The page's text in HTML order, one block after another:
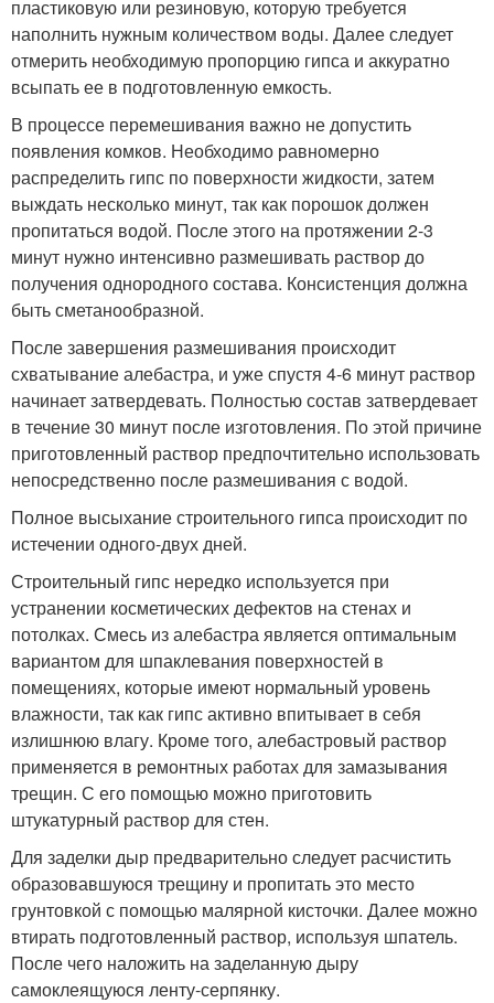
пластиковую или резиновую, которую требуется
наполнить нужным количеством воды. Далее следует
отмерить необходимую пропорцию гипса и аккуратно
всыпать ее в подготовленную емкость.
В процессе перемешивания важно не допустить
появления комков. Необходимо равномерно
распределить гипс по поверхности жидкости, затем
выждать несколько минут, так как порошок должен
пропитаться водой. После этого на протяжении 2-3
минут нужно интенсивно размешивать раствор до
получения однородного состава. Консистенция должна
быть сметанообразной.
После завершения размешивания происходит
схватывание алебастра, и уже спустя 4-6 минут раствор
начинает затвердевать. Полностью состав затвердевает
в течение 30 минут после изготовления. По этой причине
приготовленный раствор предпочтительно использовать
непосредственно после размешивания с водой.
Полное высыхание строительного гипса происходит по
истечении одного-двух дней.
Строительный гипс нередко используется при
устранении косметических дефектов на стенах и
потолках. Смесь из алебастра является оптимальным
вариантом для шпаклевания поверхностей в
помещениях, которые имеют нормальный уровень
влажности, так как гипс активно впитывает в себя
излишнюю влагу. Кроме того, алебастровый раствор
применяется в ремонтных работах для замазывания
трещин. С его помощью можно приготовить
штукатурный раствор для стен.
Для заделки дыр предварительно следует расчистить
образовавшуюся трещину и пропитать это место
грунтовкой с помощью малярной кисточки. Далее можно
втирать подготовленный раствор, используя шпатель.
После чего наложить на заделанную дыру
самоклеящуюся ленту-серпянку.